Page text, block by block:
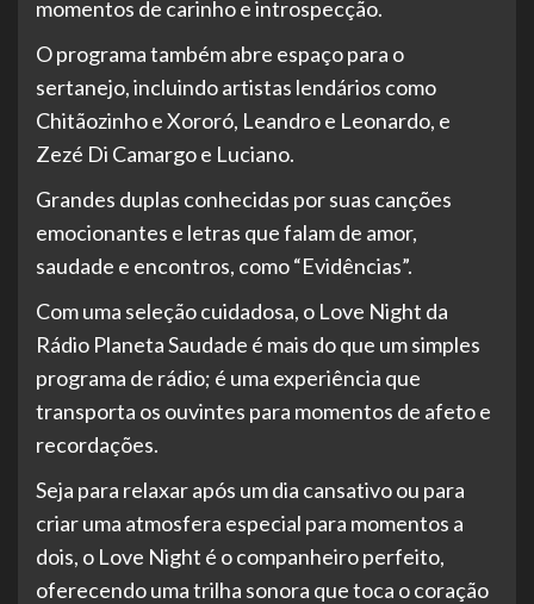
momentos de carinho e introspecção.
O programa também abre espaço para o
sertanejo, incluindo artistas lendários como
Chitãozinho e Xororó, Leandro e Leonardo, e
Zezé Di Camargo e Luciano.
Grandes duplas conhecidas por suas canções
emocionantes e letras que falam de amor,
saudade e encontros, como “Evidências”.
Com uma seleção cuidadosa, o Love Night da
Rádio Planeta Saudade é mais do que um simples
programa de rádio; é uma experiência que
transporta os ouvintes para momentos de afeto e
recordações.
Seja para relaxar após um dia cansativo ou para
criar uma atmosfera especial para momentos a
dois, o Love Night é o companheiro perfeito,
oferecendo uma trilha sonora que toca o coração